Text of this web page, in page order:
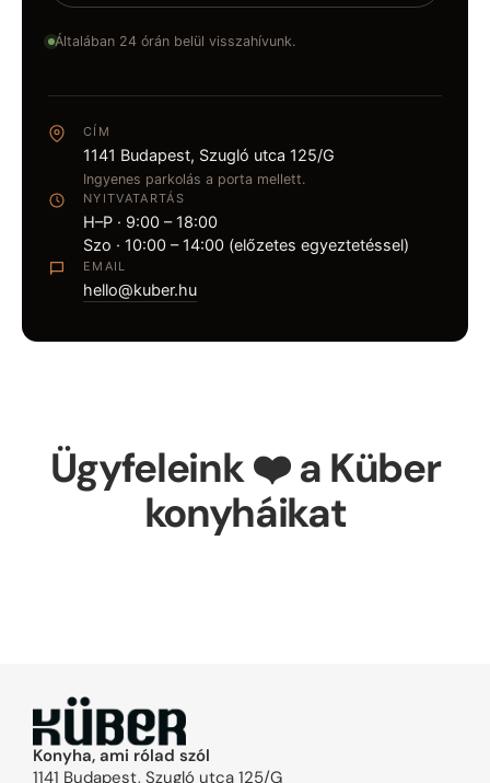
Általában 24 órán belül visszahívunk.
CÍM
1141 Budapest, Szugló utca 125/G
Ingyenes parkolás a porta mellett.
NYITVATARTÁS
H–P · 9:00 – 18:00
Szo · 10:00 – 14:00 (előzetes egyeztetéssel)
EMAIL
hello@kuber.hu
Ügyfeleink ❤️ a Küber
konyháikat
Konyha, ami rólad szól
1141 Budapest, Szugló utca 125/G